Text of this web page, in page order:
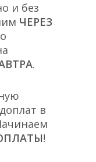
и без
ЧЕРЕЗ
.
в
!